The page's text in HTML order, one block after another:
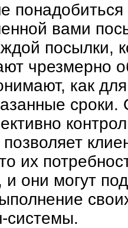
вами
посылки,
чрезмерно
как
их
и они могут
системы.